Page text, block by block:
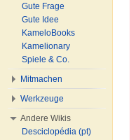
Gute Frage
Gute Idee
KameloBooks
Kamelionary
Spiele & Co.
Mitmachen
Werkzeuge
Andere Wikis
Desciclopédia (pt)